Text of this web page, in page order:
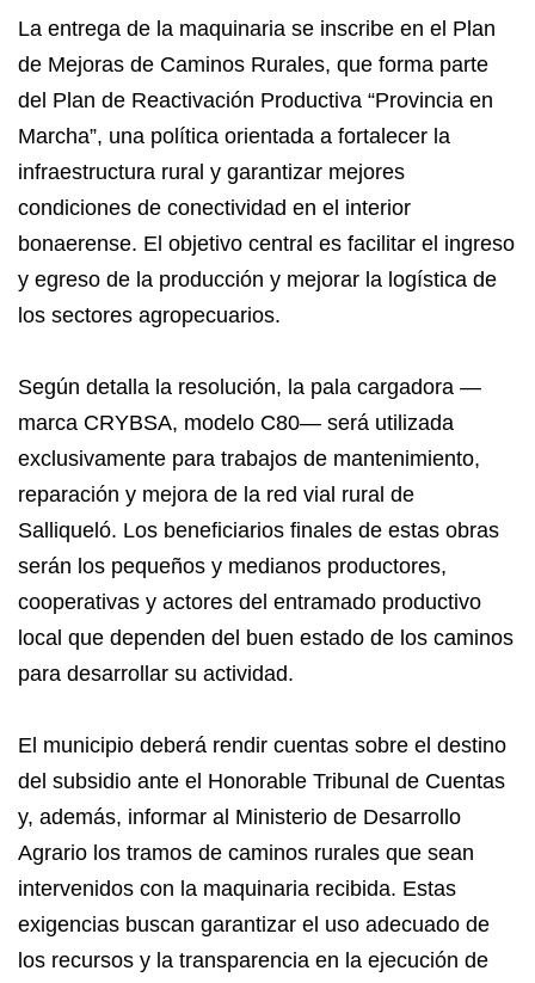
La entrega de la maquinaria se inscribe en el Plan
de Mejoras de Caminos Rurales, que forma parte
del Plan de Reactivación Productiva “Provincia en
Marcha”, una política orientada a fortalecer la
infraestructura rural y garantizar mejores
condiciones de conectividad en el interior
bonaerense. El objetivo central es facilitar el ingreso
y egreso de la producción y mejorar la logística de
los sectores agropecuarios.
Según detalla la resolución, la pala cargadora —
marca CRYBSA, modelo C80— será utilizada
exclusivamente para trabajos de mantenimiento,
reparación y mejora de la red vial rural de
Salliqueló. Los beneficiarios finales de estas obras
serán los pequeños y medianos productores,
cooperativas y actores del entramado productivo
local que dependen del buen estado de los caminos
para desarrollar su actividad.
El municipio deberá rendir cuentas sobre el destino
del subsidio ante el Honorable Tribunal de Cuentas
y, además, informar al Ministerio de Desarrollo
Agrario los tramos de caminos rurales que sean
intervenidos con la maquinaria recibida. Estas
exigencias buscan garantizar el uso adecuado de
los recursos y la transparencia en la ejecución de